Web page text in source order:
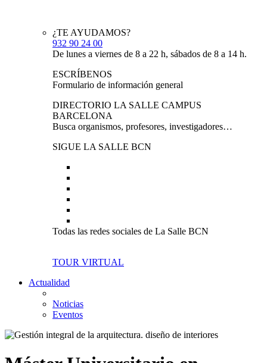
¿TE AYUDAMOS?
932 90 24 00
De lunes a viernes de 8 a 22 h, sábados de 8 a 14 h.
ESCRÍBENOS
Formulario de información general
DIRECTORIO LA SALLE CAMPUS
BARCELONA
Busca organismos, profesores, investigadores…
SIGUE LA SALLE BCN
Todas las redes sociales de La Salle BCN
TOUR VIRTUAL
Actualidad
Noticias
Eventos